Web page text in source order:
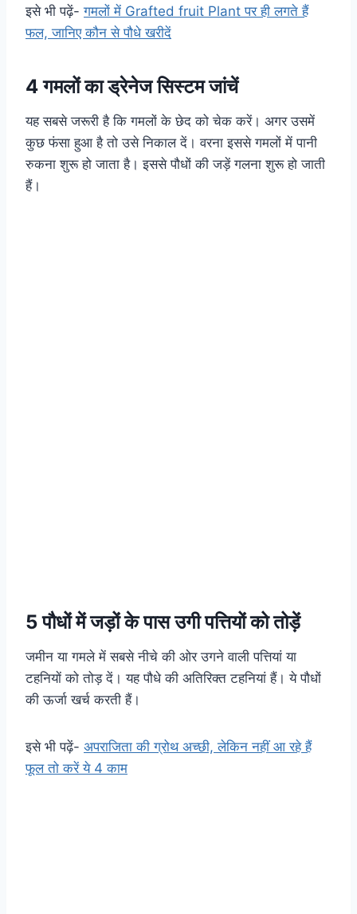
इसे भी पढ़ें-गमलों में Grafted fruit Plant पर ही लगते हैं
फल, जानिए कौन से पौधे खरीदें
4 गमलों का ड्रेनेज सिस्टम जांचें
यह सबसे जरूरी है कि गमलों के छेद को चेक करें। अगर उसमें
कुछ फंसा हुआ है तो उसे निकाल दें। वरना इससे गमलों में पानी
रुकना शुरू हो जाता है। इससे पौधों की जड़ें गलना शुरू हो जाती
हैं।
5 पौधों में जड़ों के पास उगी पत्तियों को तोड़ें
जमीन या गमले में सबसे नीचे की ओर उगने वाली पत्तियां या
टहनियाें को तोड़ दें। यह पौधे की अतिरिक्त टहनियां हैं। ये पौधों
की ऊर्जा खर्च करती हैं।
इसे भी पढ़ें- अपराजिता की ग्रोथ अच्छी, लेकिन नहीं आ रहे हैं
फूल तो करें ये 4 काम